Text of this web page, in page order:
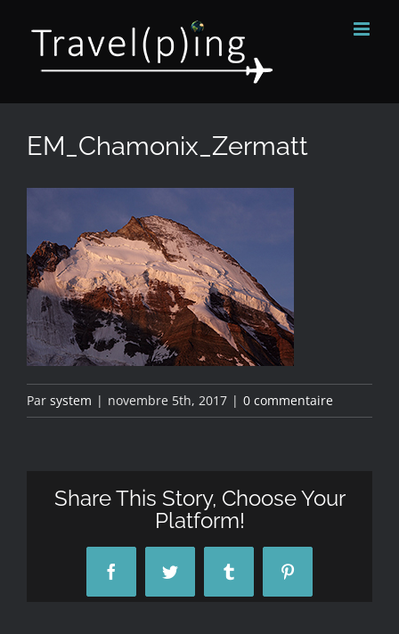
contenu
EM_Chamonix_Zermatt
Par system | novembre 5th, 2017 | 0 commentaire
Share This Story, Choose Your
Platform!
FacebookTwitter Tumblr Pinterest